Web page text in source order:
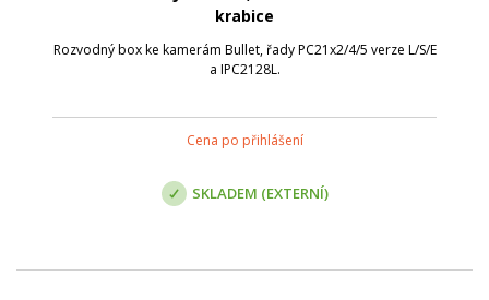
krabice
Rozvodný box ke kamerám Bullet, řady PC21x2/4/5 verze L/S/E
a IPC2128L.
Cena po přihlášení
SKLADEM (EXTERNÍ)